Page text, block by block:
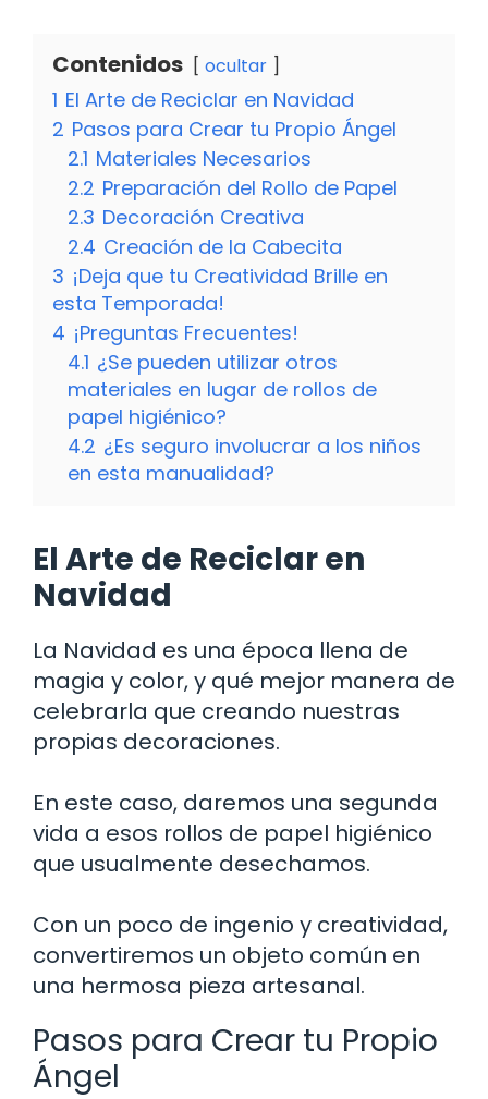
Contenidos ocultar
1 El Arte de Reciclar en Navidad
2 Pasos para Crear tu Propio Ángel
2.1 Materiales Necesarios
2.2 Preparación del Rollo de Papel
2.3 Decoración Creativa
2.4 Creación de la Cabecita
3 ¡Deja que tu Creatividad Brille en
esta Temporada!
4 ¡Preguntas Frecuentes!
4.1 ¿Se pueden utilizar otros
materiales en lugar de rollos de
papel higiénico?
4.2 ¿Es seguro involucrar a los niños
en esta manualidad?
El Arte de Reciclar en
Navidad
La Navidad es una época llena de
magia y color, y qué mejor manera de
celebrarla que creando nuestras
propias decoraciones.
En este caso, daremos una segunda
vida a esos rollos de papel higiénico
que usualmente desechamos.
Con un poco de ingenio y creatividad,
convertiremos un objeto común en
una hermosa pieza artesanal.
Pasos para Crear tu Propio
Ángel